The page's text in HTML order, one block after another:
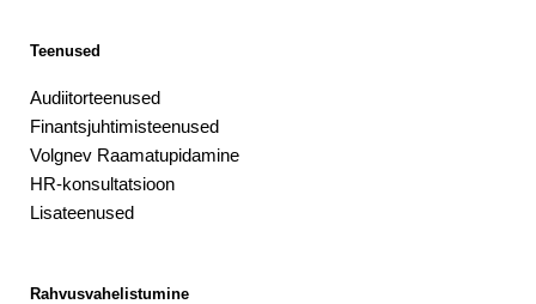
Teenused
Audiitorteenused
Finantsjuhtimisteenused
Volgnev Raamatupidamine
HR-konsultatsioon
Lisateenused
Rahvusvahelistumine